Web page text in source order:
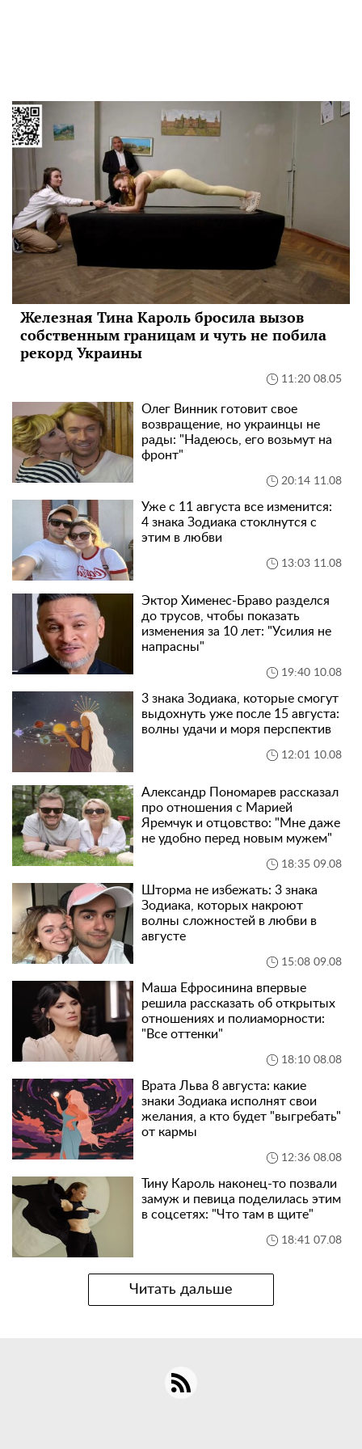
Железная Тина Кароль бросила вызов
собственным границам и чуть не побила
рекорд Украины
11:20 08.05
Олег Винник готовит свое
возвращение, но украинцы не
рады: "Надеюсь, его возьмут на
фронт"
20:14 11.08
Уже с 11 августа все изменится:
4 знака Зодиака стоклнутся с
этим в любви
13:03 11.08
Эктор Хименес-Браво разделся
до трусов, чтобы показать
изменения за 10 лет: "Усилия не
напрасны"
19:40 10.08
3 знака Зодиака, которые смогут
выдохнуть уже после 15 августа:
волны удачи и моря перспектив
12:01 10.08
Александр Пономарев рассказал
про отношения с Марией
Яремчук и отцовство: "Мне даже
не удобно перед новым мужем"
18:35 09.08
Шторма не избежать: 3 знака
Зодиака, которых накроют
волны сложностей в любви в
августе
15:08 09.08
Маша Ефросинина впервые
решила рассказать об открытых
отношениях и полиаморности:
"Все оттенки"
18:10 08.08
Врата Льва 8 августа: какие
знаки Зодиака исполнят свои
желания, а кто будет "выгребать"
от кармы
12:36 08.08
Тину Кароль наконец-то позвали
замуж и певица поделилась этим
в соцсетях: "Что там в щите"
18:41 07.08
Читать дальше